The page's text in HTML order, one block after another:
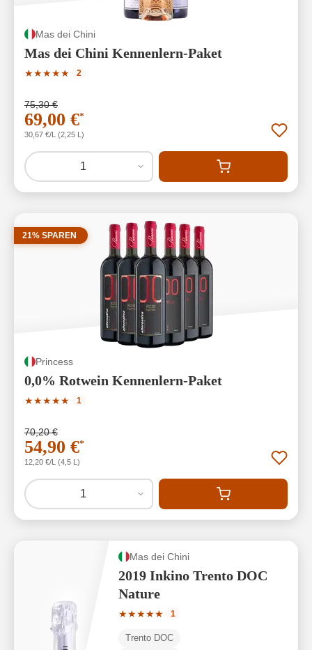
Mas dei Chini
Mas dei Chini Kennenlern-Paket
★★★★★
Durchschnittliche Bewertung von 5 von 5 Sternen
2
75,30 €
69,00 €*
30,67 €/L (2,25 L)
1
21% SPAREN
Princess
0,0% Rotwein Kennenlern-Paket
★★★★★
Durchschnittliche Bewertung von 5 von 5 Sternen
1
70,20 €
54,90 €*
12,20 €/L (4,5 L)
1
Mas dei Chini
2019 Inkino Trento DOC
Nature
★★★★★
Durchschnittliche Bewertung von 5
1
Trento DOC